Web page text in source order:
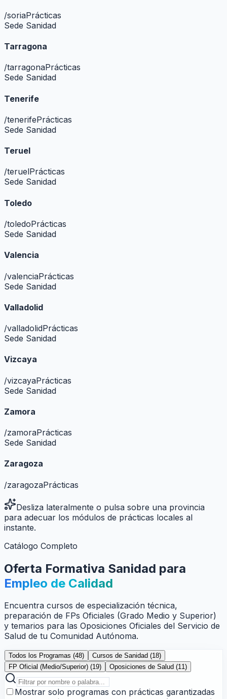
/soriaPrácticas
Sede Sanidad
Tarragona
/tarragonaPrácticas
Sede Sanidad
Tenerife
/tenerifePrácticas
Sede Sanidad
Teruel
/teruelPrácticas
Sede Sanidad
Toledo
/toledoPrácticas
Sede Sanidad
Valencia
/valenciaPrácticas
Sede Sanidad
Valladolid
/valladolidPrácticas
Sede Sanidad
Vizcaya
/vizcayaPrácticas
Sede Sanidad
Zamora
/zamoraPrácticas
Sede Sanidad
Zaragoza
/zaragozaPrácticas
Desliza lateralmente o pulsa sobre una provincia
para adecuar los módulos de prácticas locales al
instante.
Catálogo Completo
Oferta Formativa Sanidad para
Empleo de Calidad
Encuentra cursos de especialización técnica,
preparación de FPs Oficiales (Grado Medio y Superior)
y temarios para las Oposiciones Oficiales del Servicio de
Salud de tu Comunidad Autónoma.
Todos los Programas (48) Cursos de Sanidad (18)
FP Oficial (Medio/Superior) (19) Oposiciones de Salud (11)
Mostrar solo programas con prácticas garantizadas